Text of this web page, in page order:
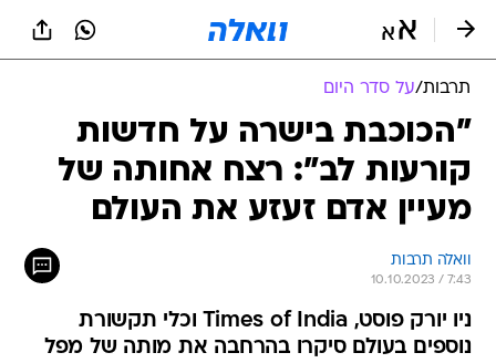
תרבות/על סדר היום
"הכוכבת בישרה על חדשות
קורעות לב": רצח אחותה של
מעיין אדם זעזע את העולם
וואלה תרבות
10.10.2023 / 7:43
ניו יורק פוסט, Times of India וכלי תקשורת
נוספים בעולם סיקרו בהרחבה את מותה של מפל